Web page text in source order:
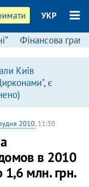
УКР
Фінансова
Київ
є
2010, 11:30
в 2010
1,6 млн. грн.